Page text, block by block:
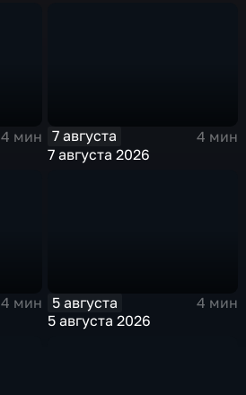
4 мин
7 августа
4 мин
7 августа 2026
4 мин
5 августа
4 мин
5 августа 2026